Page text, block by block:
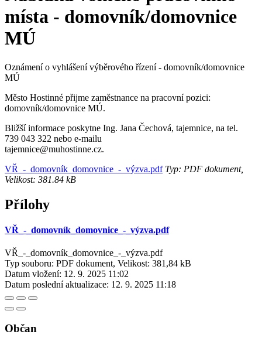
místa - domovník/domovnice
MÚ
Oznámení o vyhlášení výběrového řízení - domovník/domovnice
MÚ
Město Hostinné přijme zaměstnance na pracovní pozici:
domovník/domovnice MÚ.
Bližší informace poskytne Ing. Jana Čechová, tajemnice, na tel.
739 043 322 nebo e-mailu
tajemnice@muhostinne.cz.
VŘ_-_domovník_domovnice_-_výzva.pdfTyp: PDF dokument,
Velikost: 381.84 kB
Přílohy
VŘ_-_domovník_domovnice_-_výzva.pdf
VŘ_-_domovník_domovnice_-_výzva.pdf
Typ souboru: PDF dokument, Velikost: 381,84 kB
Datum vložení: 12. 9. 2025 11:02
Datum poslední aktualizace: 12. 9. 2025 11:18
Občan